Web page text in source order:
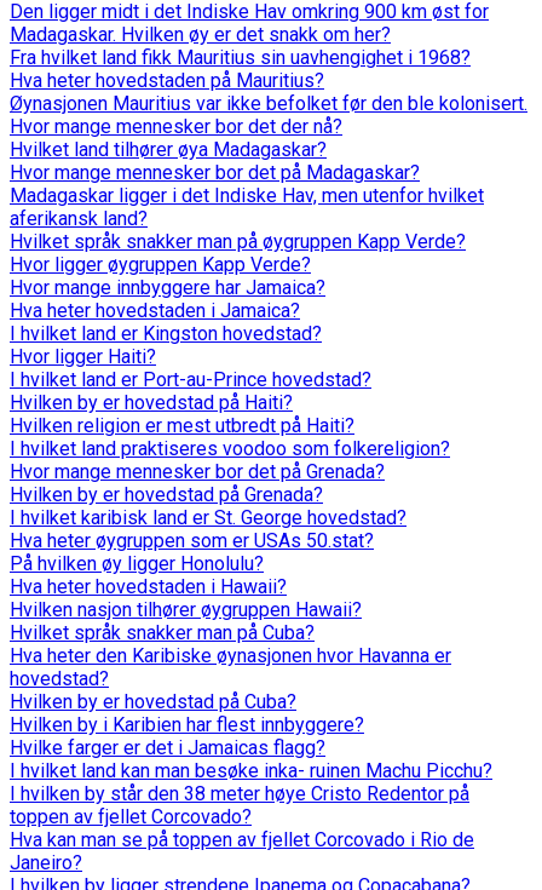
Den ligger midt i det Indiske Hav omkring 900 km øst for
Madagaskar. Hvilken øy er det snakk om her?
Fra hvilket land fikk Mauritius sin uavhengighet i 1968?
Hva heter hovedstaden på Mauritius?
Øynasjonen Mauritius var ikke befolket før den ble kolonisert.
Hvor mange mennesker bor det der nå?
Hvilket land tilhører øya Madagaskar?
Hvor mange mennesker bor det på Madagaskar?
Madagaskar ligger i det Indiske Hav, men utenfor hvilket
aferikansk land?
Hvilket språk snakker man på øygruppen Kapp Verde?
Hvor ligger øygruppen Kapp Verde?
Hvor mange innbyggere har Jamaica?
Hva heter hovedstaden i Jamaica?
I hvilket land er Kingston hovedstad?
Hvor ligger Haiti?
I hvilket land er Port-au-Prince hovedstad?
Hvilken by er hovedstad på Haiti?
Hvilken religion er mest utbredt på Haiti?
I hvilket land praktiseres voodoo som folkereligion?
Hvor mange mennesker bor det på Grenada?
Hvilken by er hovedstad på Grenada?
I hvilket karibisk land er St. George hovedstad?
Hva heter øygruppen som er USAs 50.stat?
På hvilken øy ligger Honolulu?
Hva heter hovedstaden i Hawaii?
Hvilken nasjon tilhører øygruppen Hawaii?
Hvilket språk snakker man på Cuba?
Hva heter den Karibiske øynasjonen hvor Havanna er
hovedstad?
Hvilken by er hovedstad på Cuba?
Hvilken by i Karibien har flest innbyggere?
Hvilke farger er det i Jamaicas flagg?
I hvilket land kan man besøke inka- ruinen Machu Picchu?
I hvilken by står den 38 meter høye Cristo Redentor på
toppen av fjellet Corcovado?
Hva kan man se på toppen av fjellet Corcovado i Rio de
Janeiro?
I hvilken by ligger strendene Ipanema og Copacabana?